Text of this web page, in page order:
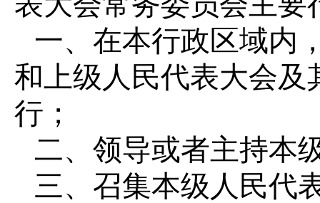
一、在本行政区域内
和上级人民代表大会
行；
二、领导或者主持本
三、召集本级人民代